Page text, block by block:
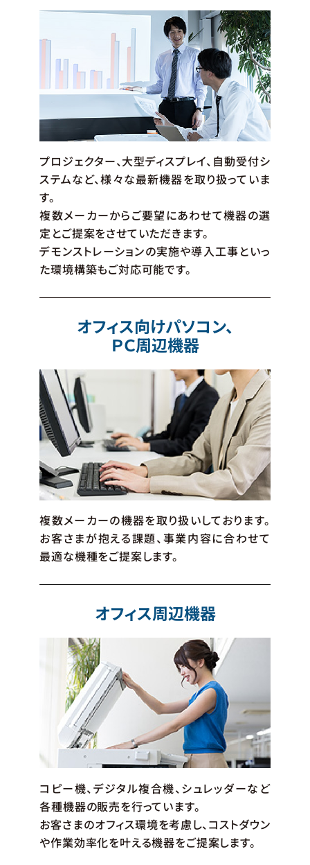
プロジェクター、大型ディスプレイ、自動受付シ
ステムなど、様々な最新機器を取り扱っていま
す。
複数メーカーからご要望にあわせて機器の選
定とご提案をさせていただきます。
デモンストレーションの実施や導入工事といっ
た環境構築もご対応可能です。
オフィス向けパソコン、
ＰＣ周辺機器
複数メーカーの機器を取り扱いしております。
お客さまが抱える課題、事業内容に合わせて
最適な機種をご提案します。
オフィス周辺機器
コピー機、デジタル複合機、シュレッダーなど
各種機器の販売を行っています。
お客さまのオフィス環境を考慮し、コストダウン
や作業効率化を叶える機器をご提案します。